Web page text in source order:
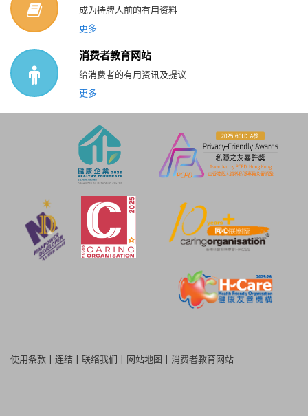
成为持牌人前的有用资料
更多
消费者教育网站
给消费者的有用资讯及提议
更多
使用条款 | 连结 | 联络我们 | 网站地图 | 消费者教育网站